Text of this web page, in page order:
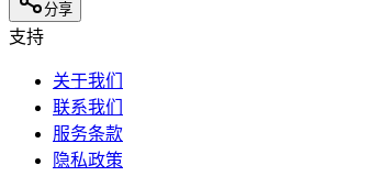
分享
支持
关于我们
联系我们
服务条款
隐私政策